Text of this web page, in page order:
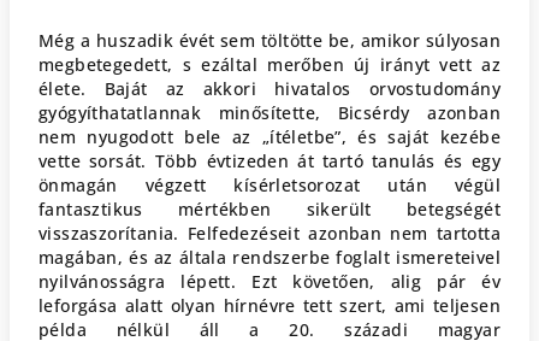
Még a huszadik évét sem töltötte be, amikor súlyosan
megbetegedett, s ezáltal merőben új irányt vett az
élete. Baját az akkori hivatalos orvostudomány
gyógyíthatatlannak minősítette, Bicsérdy azonban
nem nyugodott bele az „ítéletbe”, és saját kezébe
vette sorsát. Több évtizeden át tartó tanulás és egy
önmagán végzett kísérletsorozat után végül
fantasztikus mértékben sikerült betegségét
visszaszorítania. Felfedezéseit azonban nem tartotta
magában, és az általa rendszerbe foglalt ismereteivel
nyilvánosságra lépett. Ezt követően, alig pár év
leforgása alatt olyan hírnévre tett szert, ami teljesen
példa nélkül áll a 20. századi magyar